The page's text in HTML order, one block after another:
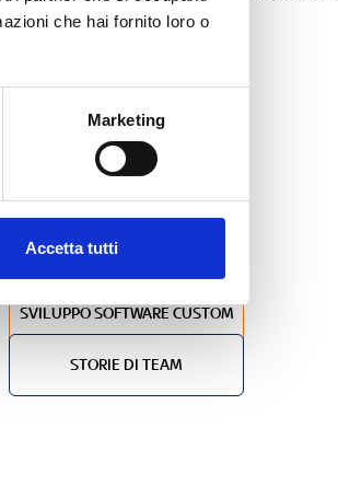
che hai fornito loro o
Marketing
Accetta tutti
INFRASTRUTTURE E CLOUD
CONSULENZA SISTEMISTICA
SVILUPPO SOFTWARE CUSTOM
STORIE DI TEAM